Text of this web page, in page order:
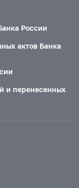
России
актов Банка
и перенесенных